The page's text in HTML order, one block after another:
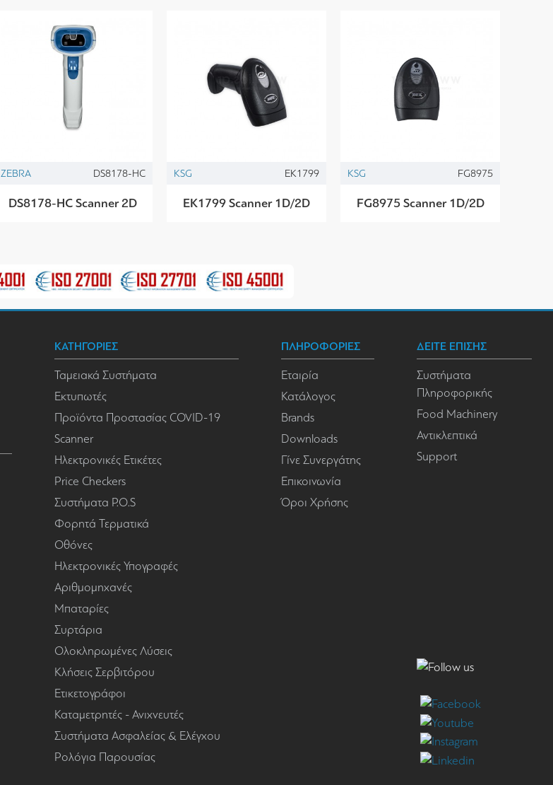
ZEBRA DS8178-HC
DS8178-HC Scanner 2D
KSG EK1799
EK1799 Scanner 1D/2D
KSG FG8975
FG8975 Scanner 1D/2D
ΚΑΤΗΓΟΡΙΕΣ
Ταμειακά Συστήματα
Εκτυπωτές
Προϊόντα Προστασίας COVID-19
Scanner
Ηλεκτρονικές Ετικέτες
Price Checkers
Συστήματα P.O.S
Φορητά Τερματικά
Οθόνες
Ηλεκτρονικές Υπογραφές
Αριθμομηχανές
Μπαταρίες
Συρτάρια
Ολοκληρωμένες Λύσεις
Κλήσεις Σερβιτόρου
Ετικετογράφοι
Καταμετρητές - Ανιχνευτές
Συστήματα Ασφαλείας & Ελέγχου
Ρολόγια Παρουσίας
ΠΛΗΡΟΦΟΡΙΕΣ
Εταιρία
Κατάλογος
Brands
Downloads
Γίνε Συνεργάτης
Επικοινωνία
Όροι Χρήσης
ΔΕΙΤΕ ΕΠΙΣΗΣ
Συστήματα
Πληροφορικής
Food Machinery
Αντικλεπτικά
Support